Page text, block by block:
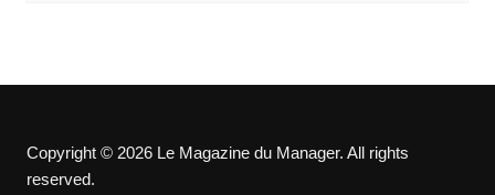
Copyright © 2026 Le Magazine du Manager. All rights
reserved.